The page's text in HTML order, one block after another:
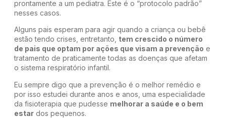
prontamente a um pediatra. Este é o “protocolo padrão”
nesses casos.
Alguns pais esperam para agir quando a criança ou bebê
estão tendo crises, entretanto, tem crescido o número
de pais que optam por ações que visam a prevenção e
tratamento de praticamente todas as doenças que afetam
o sistema respiratório infantil.
Eu sempre digo que a prevenção é o melhor remédio e
por isso estudei durante anos e anos, uma especialidade
da fisioterapia que pudesse melhorar a saúde e o bem
estar dos pequenos.